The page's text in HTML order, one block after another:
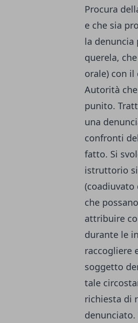
Procura
e che sia
la denuncia
querela,
orale) con il
Autorità
punito.
una
confronti
fatto. Si
istruttorio
(coadiuvato
che
attribuire
durante le
raccogliere
soggetto
tale
richiesta di
denunciato.